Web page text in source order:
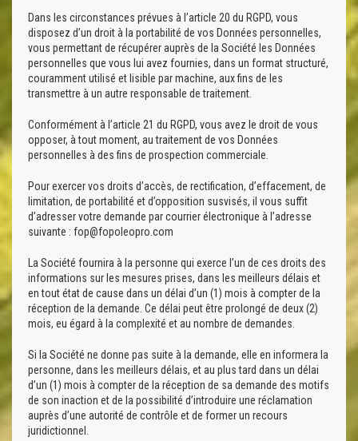
Dans les circonstances prévues à l’article 20 du RGPD, vous
disposez d’un droit à la portabilité de vos Données personnelles,
vous permettant de récupérer auprès de la Société les Données
personnelles que vous lui avez fournies, dans un format structuré,
couramment utilisé et lisible par machine, aux fins de les
transmettre à un autre responsable de traitement.
Conformément à l’article 21 du RGPD, vous avez le droit de vous
opposer, à tout moment, au traitement de vos Données
personnelles à des fins de prospection commerciale.
Pour exercer vos droits d’accès, de rectification, d’effacement, de
limitation, de portabilité et d’opposition susvisés, il vous suffit
d’adresser votre demande par courrier électronique à l’adresse
suivante : fop@fopoleopro.com
La Société fournira à la personne qui exerce l’un de ces droits des
informations sur les mesures prises, dans les meilleurs délais et
en tout état de cause dans un délai d’un (1) mois à compter de la
réception de la demande. Ce délai peut être prolongé de deux (2)
mois, eu égard à la complexité et au nombre de demandes.
Si la Société ne donne pas suite à la demande, elle en informera la
personne, dans les meilleurs délais, et au plus tard dans un délai
d’un (1) mois à compter de la réception de sa demande des motifs
de son inaction et de la possibilité d’introduire une réclamation
auprès d’une autorité de contrôle et de former un recours
juridictionnel.